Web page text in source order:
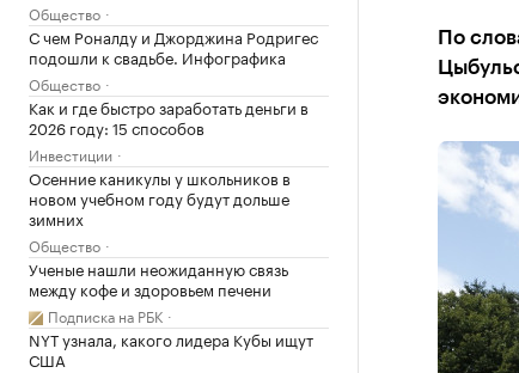
Общество
С чем Роналду и Джорджина Родригес
подошли к свадьбе. Инфографика
Общество
Как и где быстро заработать деньги в
2026 году: 15 способов
Инвестиции
Осенние каникулы у школьников в
новом учебном году будут дольше
зимних
Общество
Ученые нашли неожиданную связь
между кофе и здоровьем печени
Подписка на РБК
NYT узнала, какого лидера Кубы ищут
США
По